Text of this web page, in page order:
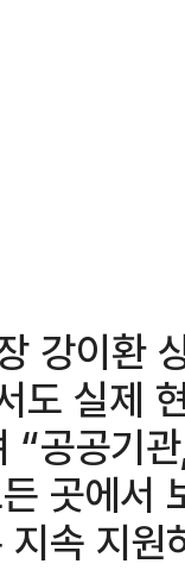
강이환
도 실제
“공공기
곳에서
속 지원